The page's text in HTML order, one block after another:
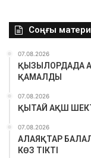
Соңғы
07.08.2026
ҚЫЗЫЛОРДАДА
ҚАМАЛДЫ
07.08.2026
ҚЫТАЙ АҚШ
07.08.2026
АЛАЯҚТАР
КӨЗ ТІКТІ